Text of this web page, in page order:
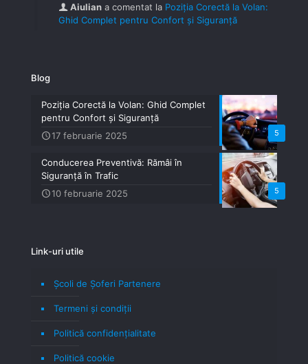
Aiulian a comentat la Poziția Corectă la Volan:
Ghid Complet pentru Confort și Siguranță
Blog
5
Poziția Corectă la Volan: Ghid Complet
pentru Confort și Siguranță
17 februarie 2025
5
Conducerea Preventivă: Rămâi în
Siguranță în Trafic
10 februarie 2025
Link-uri utile
Școli de Șoferi Partenere
Termeni şi condiţii
Politică confidenţialitate
Politică cookie